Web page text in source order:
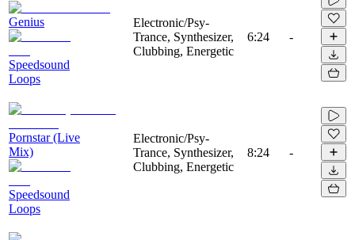
Genius
Speedsound
Loops
Electronic/Psy-
Trance, Synthesizer,
Clubbing, Energetic
6:24 -
Pornstar (Live
Mix)
Speedsound
Loops
Electronic/Psy-
Trance, Synthesizer,
Clubbing, Energetic
8:24 -